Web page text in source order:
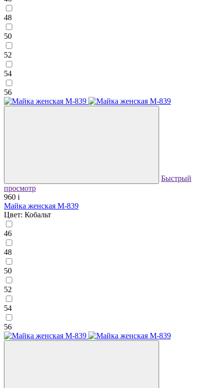
48
50
52
54
56
Быстрый
просмотр
960 i
Майка женская М-839
Цвет: Кобальт
46
48
50
52
54
56